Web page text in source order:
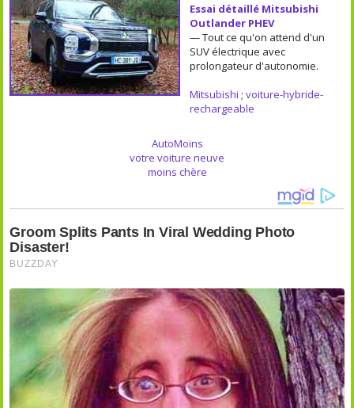
Essai détaillé Mitsubishi
Outlander PHEV
— Tout ce qu'on attend d'un
SUV électrique avec
prolongateur d'autonomie.
Mitsubishi ; voiture-hybride-
rechargeable
AutoMoins
votre voiture neuve
moins chère